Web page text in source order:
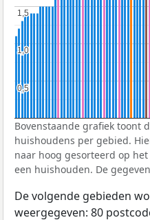
0,5
0,5
1,0
1,0
1,5
1,5
Bovenstaande grafiek toont
huishoudens per gebied.
naar hoog gesorteerd op
een huishouden. De
De volgende gebieden
weergegeven: 80